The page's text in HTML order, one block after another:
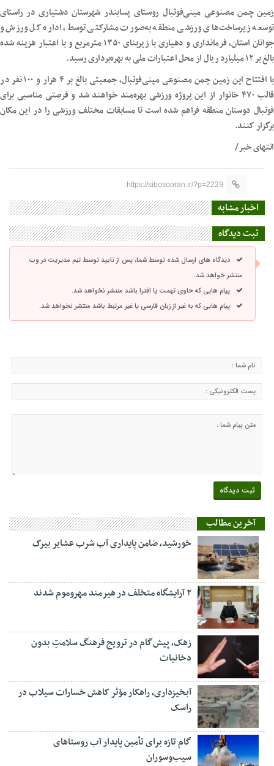
زمین چمن مصنوعی مینی‌فوتبال روستای پسابندر شهرستان دشتیاری در راستای
توسعه زیرساخت‌های ورزشی منطقه به‌صورت مشارکتی توسط، اداره کل ورزش و
جوانان استان، فرمانداری و دهیاری با زیربنای ۱۳۵۰ مترمربع و با اعتبار هزینه شده
بالغ بر ۱۲ میلیارد ریال از محل اعتبارات ملی به بهره‌برداری رسید.
با افتتاح این زمین چمن مصنوعی مینی‌فوتبال، جمعیتی بالغ بر ۴ هزار و ۱۰۰ نفر در
قالب ۴۷۰ خانوار از این پروژه ورزشی بهره‌مند خواهند شد و فرصتی مناسبی برای
فوتبال دوستان منطقه فراهم شده است تا مسابقات مختلف ورزشی را در این مکان
برگزار کنند.
انتهای خبر/
https://sibosooran.ir/?p=2229
اخبار مشابه
ثبت دیدگاه
دیدگاه های ارسال شده توسط شما، پس از تایید توسط تیم مدیریت در وب
منتشر خواهد شد.
پیام هایی که حاوی تهمت یا افترا باشد منتشر نخواهد شد.
پیام هایی که به غیر از زبان فارسی یا غیر مرتبط باشد منتشر نخواهد شد.
آخرین مطالب
خورشید، ضامن پایداری آب شرب عشایر بیرک
۲ آرایشگاه متخلف در هیرمند مهروموم شدند
زهک، پیش‌گام در ترویج فرهنگ سلامتِ بدون
دخانیات
آبخیزداری، راهکار مؤثر کاهش خسارات سیلاب در
راسک
گام تازه برای تأمین پایدار آب روستاهای
سیب‌وسوران